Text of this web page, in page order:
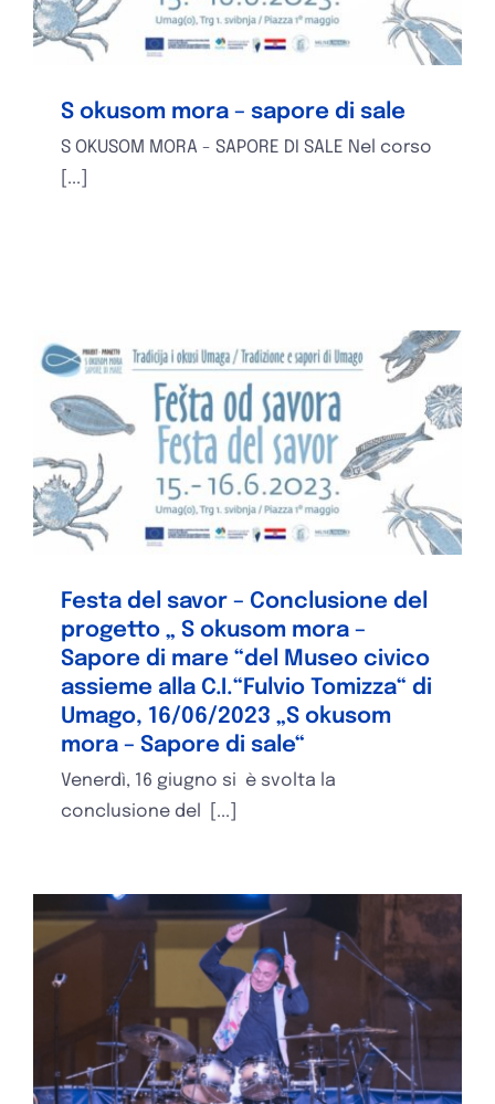
S okusom mora – sapore di sale
S OKUSOM MORA - SAPORE DI SALE Nel corso
[...]
Festa del savor – Conclusione del
progetto „ S okusom mora –
Sapore di mare “del Museo civico
assieme alla C.I.“Fulvio Tomizza“ di
Umago, 16/06/2023 „S okusom
mora – Sapore di sale“
Venerdì, 16 giugno si è svolta la
conclusione del [...]